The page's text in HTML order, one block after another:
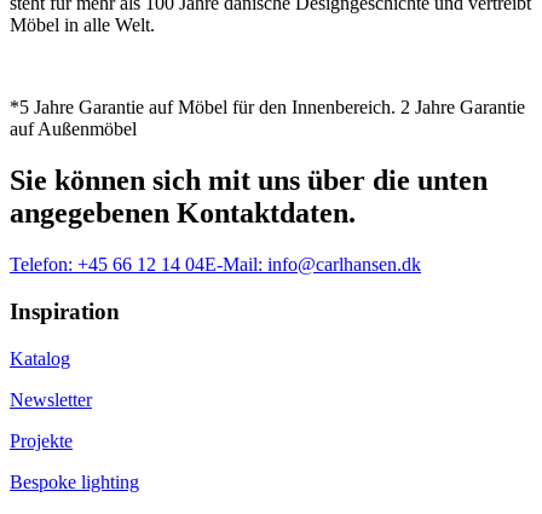
Möbel in alle Welt.
*5 Jahre Garantie auf Möbel für den Innenbereich. 2 Jahre Garantie
auf Außenmöbel
Sie können sich mit uns über die unten
angegebenen Kontaktdaten.
Telefon: +45 66 12 14 04E-Mail: info@carlhansen.dk
Inspiration
Katalog
Newsletter
Projekte
Bespoke lighting